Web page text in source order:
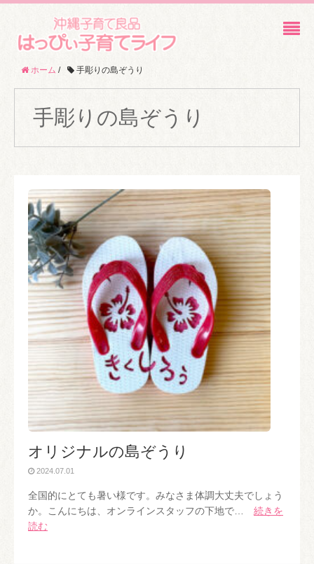
ホーム / 手彫りの島ぞうり
手彫りの島ぞうり
オリジナルの島ぞうり
2024.07.01
全国的にとても暑い様です。みなさま体調大丈夫でしょう
か。こんにちは、オンラインスタッフの下地で… 続きを
読む